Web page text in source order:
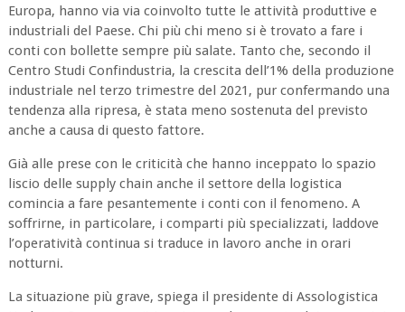
Europa, hanno via via coinvolto tutte le attività produttive e
industriali del Paese. Chi più chi meno si è trovato a fare i
conti con bollette sempre più salate. Tanto che, secondo il
Centro Studi Confindustria, la crescita dell’1% della produzione
industriale nel terzo trimestre del 2021, pur confermando una
tendenza alla ripresa, è stata meno sostenuta del previsto
anche a causa di questo fattore.
Già alle prese con le criticità che hanno inceppato lo spazio
liscio delle supply chain anche il settore della logistica
comincia a fare pesantemente i conti con il fenomeno. A
soffrirne, in particolare, i comparti più specializzati, laddove
l’operatività continua si traduce in lavoro anche in orari
notturni.
La situazione più grave, spiega il presidente di Assologistica